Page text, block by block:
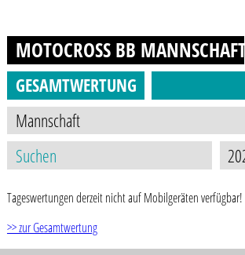
MOTOCROSS BB MANNSCHAFT
GESAMTWERTUNG
Tageswertungen derzeit nicht auf Mobilgeräten verfügbar!
>> zur Gesamtwertung